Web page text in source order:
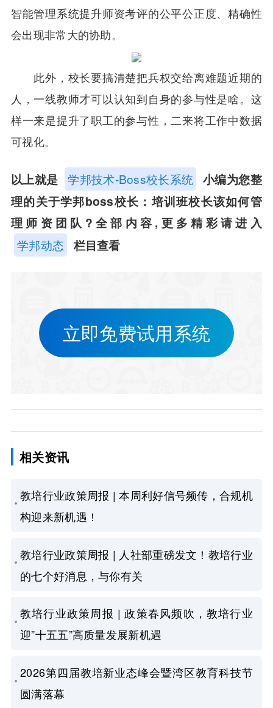
智能管理系统提升师资考评的公平公正度、精确性
会出现非常大的协助。
此外，校长要搞清楚把兵权交给离难题近期的
人，一线教师才可以认知到自身的参与性是啥。这
样一来是提升了职工的参与性，二来将工作中数据
可视化。
以上就是 学邦技术-Boss校长系统 小编为您整
理的关于学邦boss校长：培训班校长该如何管
理师资团队?全部内容,更多精彩请进入
学邦动态 栏目查看
立即免费试用系统
相关资讯
教培行业政策周报 | 本周利好信号频传，合规机
构迎来新机遇！
教培行业政策周报 | 人社部重磅发文！教培行业
的七个好消息，与你有关
教培行业政策周报 | 政策春风频吹，教培行业
迎”十五五”高质量发展新机遇
2026第四届教培新业态峰会暨湾区教育科技节
圆满落幕